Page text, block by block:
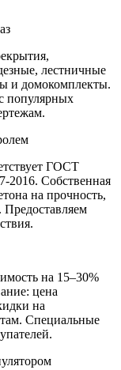
лестничные
и домокомплекты.
популярных
ГОСТ
2016. Собственная
на прочность,
Предоставляем
на 15–30%
цена
на
Специальные